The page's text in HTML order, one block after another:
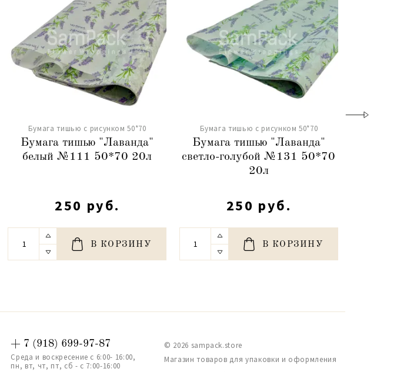
Бумага тишью с рисунком 50*70
Бумага тишью "Лаванда"
белый №111 50*70 20л
250 руб.
В КОРЗИНУ
Бумага тишью с рисунком 50*70
Бумага тишью "Лаванда"
светло-голубой №131 50*70
20л
250 руб.
В КОРЗИНУ
+ 7 (918) 699-97-87
Среда и воскресение с 6:00- 16:00,
пн, вт, чт, пт, сб - с 7:00-16:00
© 2026 sampack.store
Магазин товаров для упаковки и оформления